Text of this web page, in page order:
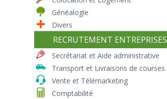
Généalogie
Divers
RECRUTEMENT ENTREPRISES
Secrétariat et Aide administrative
Transport et Livraisons de courses
Vente et Télémarketing
Comptabilité